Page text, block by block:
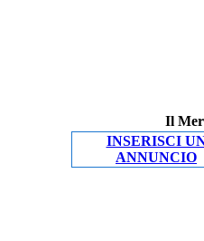
Il
INSERISCI
ANNUNCIO